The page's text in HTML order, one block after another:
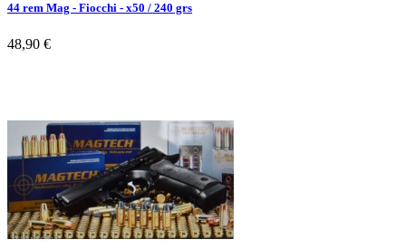
44 rem Mag - Fiocchi - x50 / 240 grs
48,90 €